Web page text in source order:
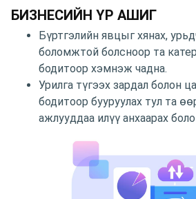
БИЗНЕСИЙН ҮР АШИГ
Бүртгэлийн явцыг хянах,
боломжтой болсноор та
бодитоор хэмнэж чадна.
Урилга түгээх зардал болон
бодитоор бууруулах тул та
ажлууддаа илүү анхаарах